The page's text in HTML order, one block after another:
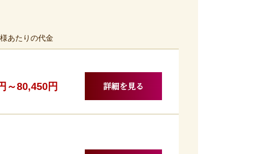
あたりの代金
～80,450円 詳細を見る